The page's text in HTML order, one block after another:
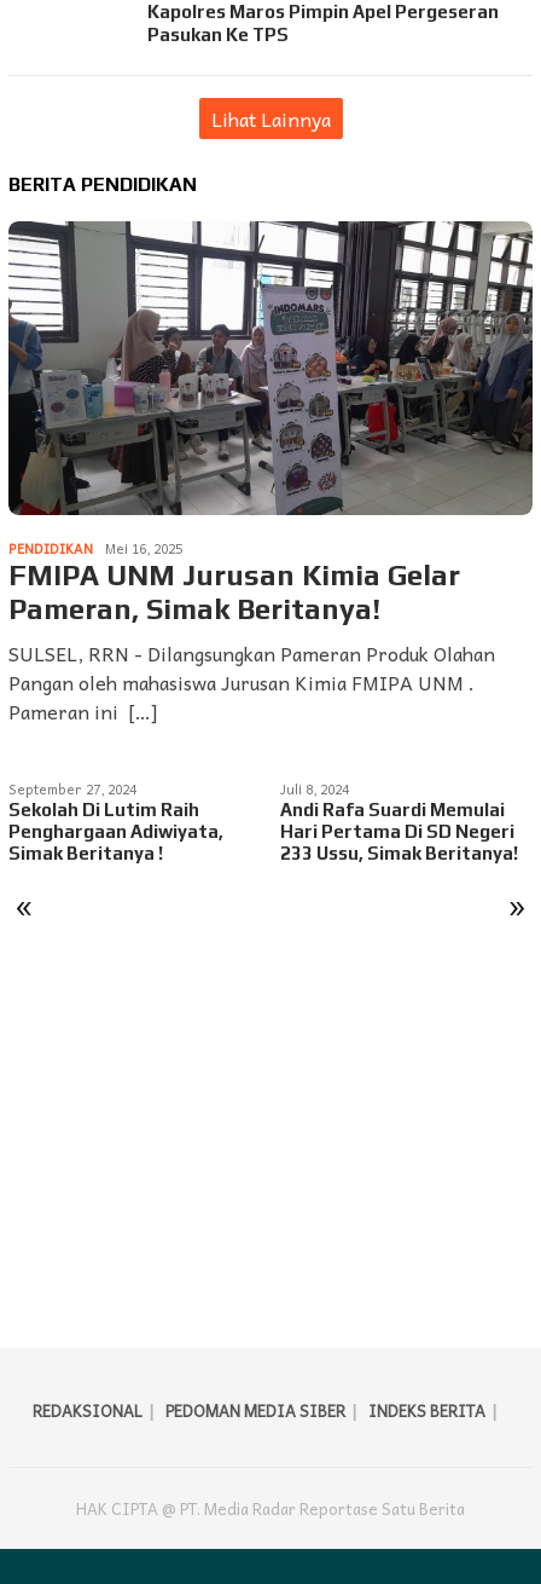
Kapolres Maros Pimpin Apel Pergeseran
Pasukan Ke TPS
Lihat Lainnya
BERITA PENDIDIKAN
PENDIDIKAN Mei 16, 2025
FMIPA UNM Jurusan Kimia Gelar
Pameran, Simak Beritanya!
SULSEL, RRN - Dilangsungkan Pameran Produk Olahan
Pangan oleh mahasiswa Jurusan Kimia FMIPA UNM .
Pameran ini […]
« »
September 27, 2024
Sekolah Di Lutim Raih
Penghargaan Adiwiyata,
Simak Beritanya !
Juli 8, 2024
Andi Rafa Suardi Memulai
Hari Pertama Di SD Negeri
233 Ussu, Simak Beritanya!
REDAKSIONAL PEDOMAN MEDIA SIBER INDEKS BERITA
HAK CIPTA @ PT. Media Radar Reportase Satu Berita